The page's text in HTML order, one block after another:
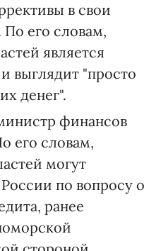
в свои
его словам,
является
выглядит "просто
денег".
финансов
его словам,
могут
по вопросу о
ранее